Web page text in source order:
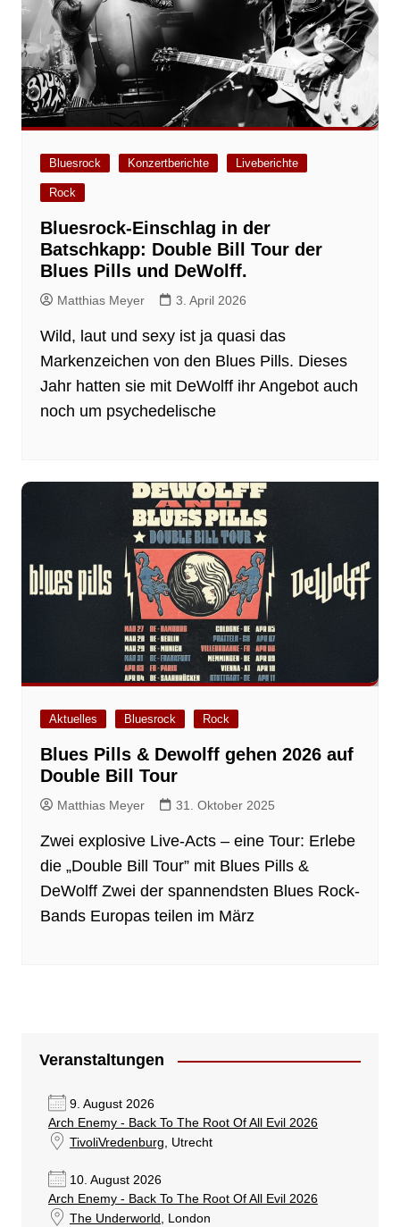
Bluesrock Konzertberichte Liveberichte
Rock
Bluesrock-Einschlag in der
Batschkapp: Double Bill Tour der
Blues Pills und DeWolff.
Matthias Meyer 3. April 2026
Wild, laut und sexy ist ja quasi das
Markenzeichen von den Blues Pills. Dieses
Jahr hatten sie mit DeWolff ihr Angebot auch
noch um psychedelische
Aktuelles Bluesrock Rock
Blues Pills & Dewolff gehen 2026 auf
Double Bill Tour
Matthias Meyer 31. Oktober 2025
Zwei explosive Live-Acts – eine Tour: Erlebe
die „Double Bill Tour” mit Blues Pills &
DeWolff Zwei der spannendsten Blues Rock-
Bands Europas teilen im März
Veranstaltungen
9. August 2026
Arch Enemy - Back To The Root Of All Evil 2026
TivoliVredenburg, Utrecht
10. August 2026
Arch Enemy - Back To The Root Of All Evil 2026
The Underworld , London